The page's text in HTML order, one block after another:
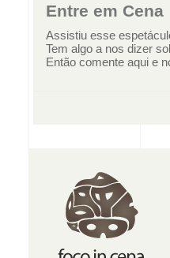
Entre em Cena
Assistiu esse
Tem algo a nos dizer
Então comente aqui e